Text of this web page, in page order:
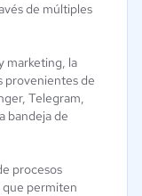
de múltiples
marketing, la
provenientes de
Telegram,
bandeja de
procesos
permiten